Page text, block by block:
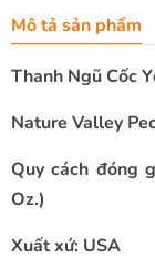
Mô tả sản phẩm
Thanh Ngũ Cốc
Nature Valley
Quy cách đóng
Oz.)
Xuất xứ: USA